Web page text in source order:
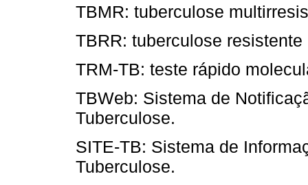
TBMR: tuberculose
TBRR: tuberculose
TRM-TB: teste rápido
TBWeb: Sistema de
Tuberculose.
SITE-TB: Sistema de
Tuberculose.